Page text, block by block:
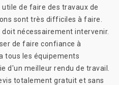
de faire des travaux de
sont très difficiles à faire.
doit nécessairement intervenir.
de faire confiance à
tous les équipements
d'un meilleur rendu de travail.
totalement gratuit et sans